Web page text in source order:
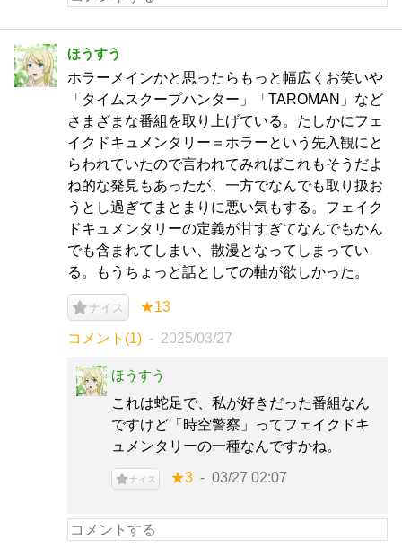
ほうすう
ホラーメインかと思ったらもっと幅広くお笑いや
「タイムスクープハンター」「TAROMAN」など
さまざまな番組を取り上げている。たしかにフェ
イクドキュメンタリー＝ホラーという先入観にと
らわれていたので言われてみればこれもそうだよ
ね的な発見もあったが、一方でなんでも取り扱お
うとし過ぎてまとまりに悪い気もする。フェイク
ドキュメンタリーの定義が甘すぎてなんでもかん
でも含まれてしまい、散漫となってしまってい
る。もうちょっと話としての軸が欲しかった。
ナイス ★13
コメント(1) 2025/03/27
ほうすう
これは蛇足で、私が好きだった番組なん
ですけど「時空警察」ってフェイクドキ
ュメンタリーの一種なんですかね。
ナイス ★3 03/27 02:07